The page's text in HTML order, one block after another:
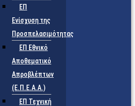
ΕΠ
Ενίσχυση της
Προσπελασιμότητας
ΕΠ Εθνικό
Αποθεματικό
Απροβλέπτων
(Ε.Π.Ε.Α.Α.)
ΕΠ Τεχνική